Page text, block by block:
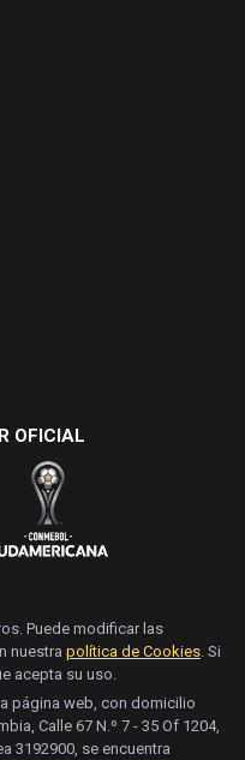
OFICIAL
Puede modificar las
nuestra política de Cookies . Si
acepta su uso.
página web, con domicilio
Calle 67 N.º 7 - 35 Of 1204,
3192900, se encuentra